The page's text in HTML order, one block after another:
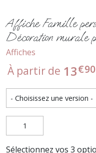
Affiche Famille
Décoration murale
Affiches
À partir de 13€90
Sélectionnez vos 3